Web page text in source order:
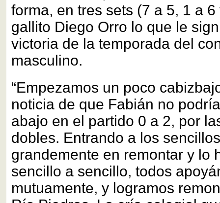
forma, en tres sets (7 a 5, 1 a
gallito Diego Orro lo que le
victoria de la temporada del
masculino.
“Empezamos un poco
noticia de que Fabián no
abajo en el partido 0 a 2, por
dobles. Entrando a los
grandemente en remontar y lo
sencillo a sencillo, todos
mutuamente, y logramos